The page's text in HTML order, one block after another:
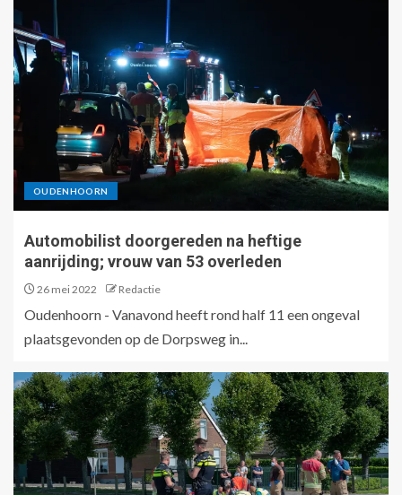
OUDENHOORN
Automobilist doorgereden na heftige
aanrijding; vrouw van 53 overleden
26 mei 2022 Redactie
Oudenhoorn - Vanavond heeft rond half 11 een ongeval
plaatsgevonden op de Dorpsweg in...